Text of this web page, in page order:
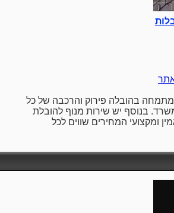
בהובלה פירוק והרכבה של כל
בנוסף יש שירות מנוף להובלת
ומקצועי המחירים שווים לכל